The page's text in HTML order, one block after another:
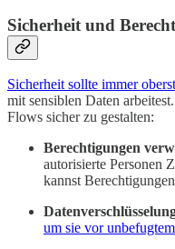
Sicherheit und
Sicherheit sollte immer
mit sensiblen Daten
Flows sicher zu gestalten:
Berechtigungen
autorisierte Personen
kannst
um sie vor